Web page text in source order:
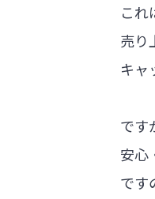
これ
売り
キャ
です
安心
です